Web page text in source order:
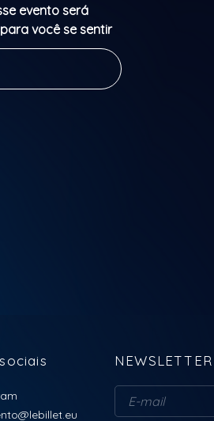
evento será
você se sentir
e pague mais
NEWSLETTER